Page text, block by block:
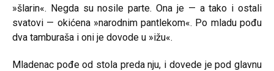
»šlarin«. Negda su nosile parte. Ona je — a tako i ostali
svatovi — okićena »narodnim pantlekom«. Po mladu pođu
dva tamburaša i oni je dovode u »ižu«.
Mladenac pođe od stola preda nju, i dovede je pod glavnu